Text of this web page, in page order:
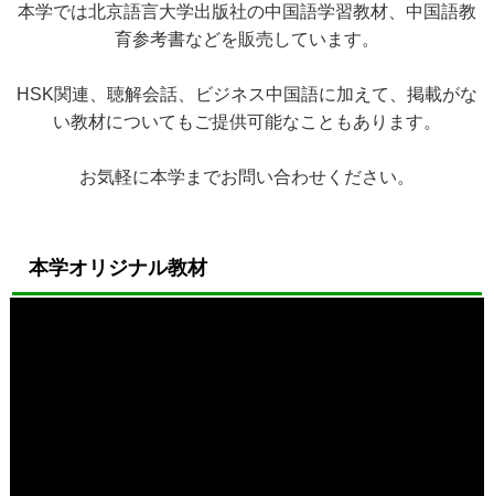
本学では北京語言大学出版社の中国語学習教材、中国語教
育参考書などを販売しています。
HSK関連、聴解会話、ビジネス中国語に加えて、掲載がな
い教材についてもご提供可能なこともあります。
お気軽に本学までお問い合わせください。
本学オリジナル教材